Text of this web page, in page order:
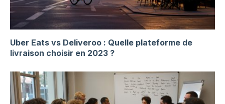
Uber Eats vs Deliveroo : Quelle plateforme de
livraison choisir en 2023 ?